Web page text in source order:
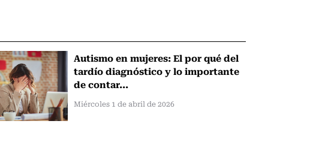
Autismo en mujeres: El por qué del
tardío diagnóstico y lo importante
de contar...
Miércoles 1 de abril de 2026